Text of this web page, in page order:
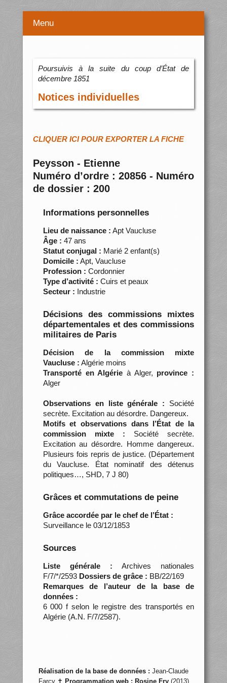
Menu
Poursuivis à la suite du coup d’État de
décembre 1851
Notices individuelles
CLIQUER ICI POUR EXPORTER LA FICHE
Peysson - Etienne
Numéro d’ordre : 20856 - Numéro
de dossier : 200
Informations personnelles
Lieu de naissance : Apt Vaucluse
Âge : 47 ans
Statut conjugal : Marié 2 enfant(s)
Domicile : Apt, Vaucluse
Profession : Cordonnier
Type d’activité : Cuirs et peaux
Secteur : Industrie
Décisions des commissions mixtes
départementales et des commissions
militaires de Paris
Décision de la commission mixte
Vaucluse : Algérie moins
Transporté en Algérie à Alger, province :
Alger
Observations en liste générale : Société
secrète. Excitation au désordre. Dangereux.
Motifs et observations dans l’État de la
commission mixte : Société secrète.
Excitation au désordre. Homme dangereux.
Plusieurs fois repris de justice. (Département
du Vaucluse. État nominatif des détenus
politiques…, SHD, 7 J 80)
Grâces et commutations de peine
Grâce accordée par le chef de l’État :
Surveillance le 03/12/1853
Sources
Liste générale : Archives nationales
F/7/*/2593 Dossiers de grâce : BB/22/169
Remarques de l’auteur de la base de
données :
6 000 f selon le registre des transportés en
Algérie (A.N. F/7/2587).
Réalisation de la base de données : Jean-Claude
Farcy ✝ Programmation web : Rosine Fry(2013)